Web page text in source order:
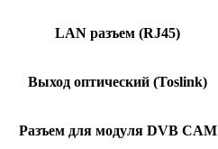
LAN разъем (RJ45)
Выход оптический (Toslink)
Разъем для модуля DVB CAM